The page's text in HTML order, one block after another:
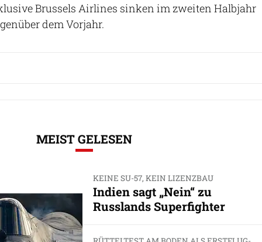
Brussels Airlines sinken im zweiten Halbjahr
dem Vorjahr.
MEIST GELESEN
KEINE SU-57, KEIN LIZENZBAU
Indien sagt „Nein“ zu
Russlands Superfighter